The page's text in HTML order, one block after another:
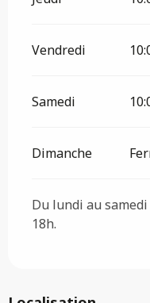
Vendredi
Samedi
Dimanche
Du lundi au samedi
18h.